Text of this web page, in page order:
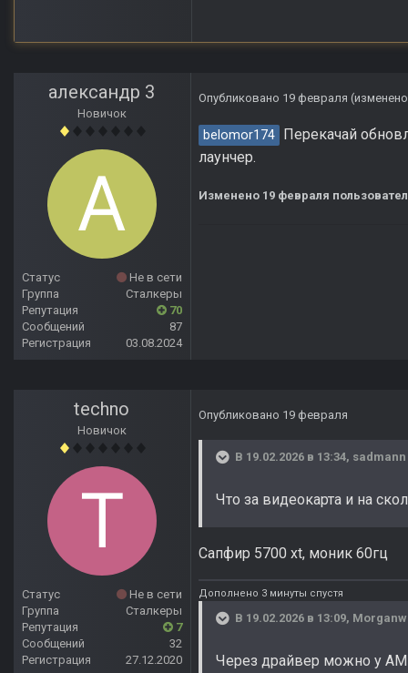
александр 3
Новичок
Статус
Не в сети
Группа
Сталкеры
Репутация
70
Сообщений
87
Регистрация
03.08.2024
Опубликовано 19 февраля
belomor174
Перекачай
лаунчер.
Изменено 19 февраля
techno
Новичок
Статус
Не в сети
Группа
Сталкеры
Репутация
7
Сообщений
32
Регистрация
27.12.2020
Опубликовано 19 февраля
В 19.02.2026 в 13:34, sadmann
Что за видеокарта и на
Сапфир 5700 xt, моник 60гц
Дополнено 3 минуты спустя
В 19.02.2026 в 13:09,
Через драйвер можно у